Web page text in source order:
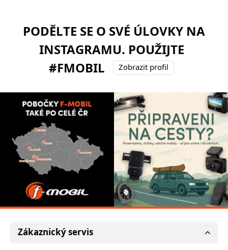
PODĚLTE SE O SVÉ ÚLOVKY NA
INSTAGRAMU. POUŽIJTE
#FMOBIL
Zobrazit profil
Zákaznický servis